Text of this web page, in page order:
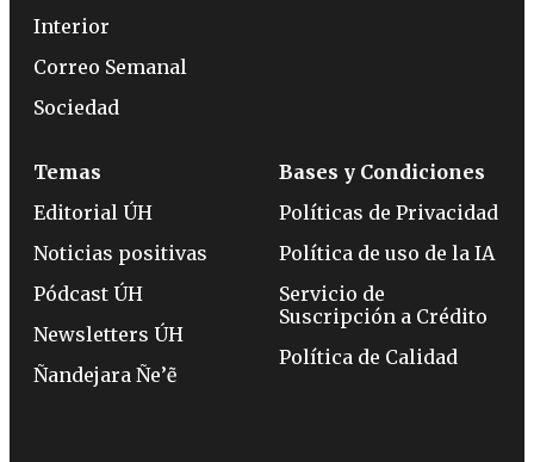
Interior
Correo Semanal
Sociedad
Temas
Editorial ÚH
Noticias positivas
Pódcast ÚH
Newsletters ÚH
Ñandejara Ñe’ẽ
Bases y Condiciones
Políticas de Privacidad
Política de uso de la IA
Servicio de
Suscripción a Crédito
Política de Calidad